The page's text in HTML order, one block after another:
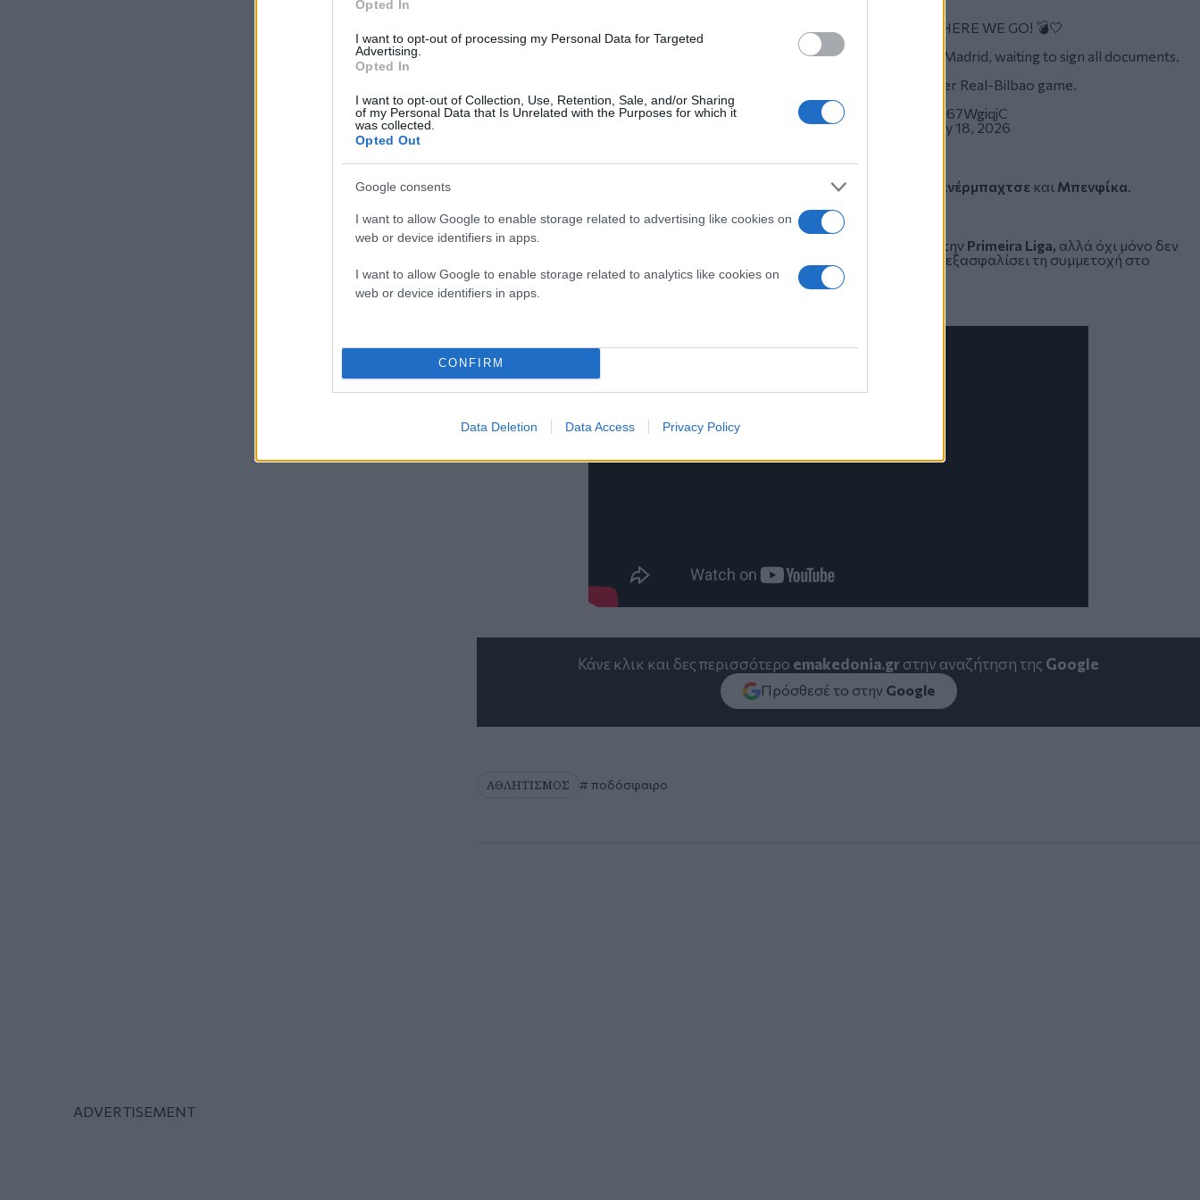
Opted In
I want to opt-out of processing my Personal Data for Targeted
Advertising.
Opted In
I want to opt-out of Collection, Use, Retention, Sale, and/or Sharing
of my Personal Data that Is Unrelated with the Purposes for which it
was collected.
Opted Out
Google consents
I want to allow Google to enable storage related to advertising like cookies on
web or device identifiers in apps.
I want to allow Google to enable storage related to analytics like cookies on
web or device identifiers in apps.
CONFIRM
Data Deletion Data Access Privacy Policy
🚨 BREAKING: José Mourinho back to Real Madrid, HERE WE GO! 💣🤍
All terms have been verbally agreed between José Mourinho and Real Madrid, waiting to sign all documents.
Plan for initial two year deal, JM to travel to Madrid after Real-Bilbao game.
The Special One is back. pic.twitter.com/K267WgiqjC
— Fabrizio Romano (@FabrizioRomano)
May 18, 2026
Τσέλσι, Μάντσεστερ Γιουνάιτεντ, Τότεναμ, Ρόμα, Φενέρμπαχτσε και Μπενφίκα
Υπό την καθοδήγηση του Μουρίνιο η ολοκλήρωσε αήττητη την Primeira Liga, αλλά όχι μόνο δεν
κατάφερε να κερδίσει το πρωτάθλημα Πορτογαλίας, αλλά ούτε καν να εξασφαλίσει τη συμμετοχή στο
Champions League της επόμενης σεζόν.
Κάνε κλικ και δες περισσότερο emakedonia.grστην αναζήτηση της Google
Πρόσθεσέ το στην Google
ΑΘΛΗΤΙΣΜΟΣ ποδόσφαιρο